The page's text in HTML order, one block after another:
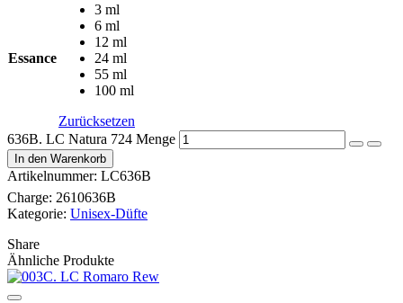
Essance
3 ml
6 ml
12 ml
24 ml
55 ml
100 ml
Zurücksetzen
636B. LC Natura 724 Menge
In den Warenkorb
Artikelnummer: LC636B
Charge: 2610636B
Kategorie: Unisex-Düfte
Share
Ähnliche Produkte